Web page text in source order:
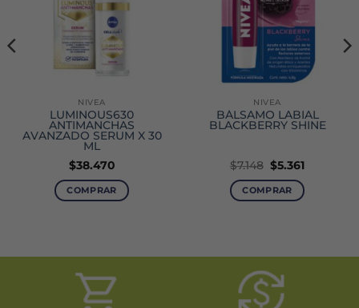
NIVEA
LUMINOUS630
ANTIMANCHAS
AVANZADO SERUM X 30
ML
$38.470
COMPRAR
NIVEA
BÁLSAMO LABIAL
BLACKBERRY SHINE
$7.148 El
precio
original
era:
$5.361El
actual
es:
COMPRAR